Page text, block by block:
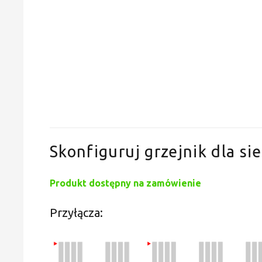
Skonfiguruj grzejnik dla
Produkt dostępny na zamówienie
Przyłącza: